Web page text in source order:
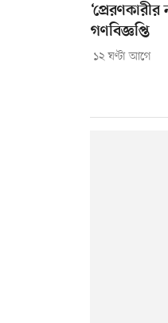
গণবিজ্ঞপ্তি
১২ ঘণ্টা আগে